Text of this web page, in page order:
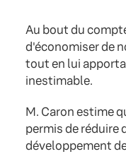
Au bout du
d'économiser de
tout en lui
inestimable.
M. Caron estime
permis de réduire
développement